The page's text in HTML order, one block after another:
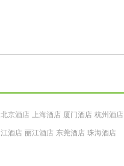
北京酒店 上海酒店 厦门酒店 杭州酒店
江酒店 丽江酒店 东莞酒店 珠海酒店